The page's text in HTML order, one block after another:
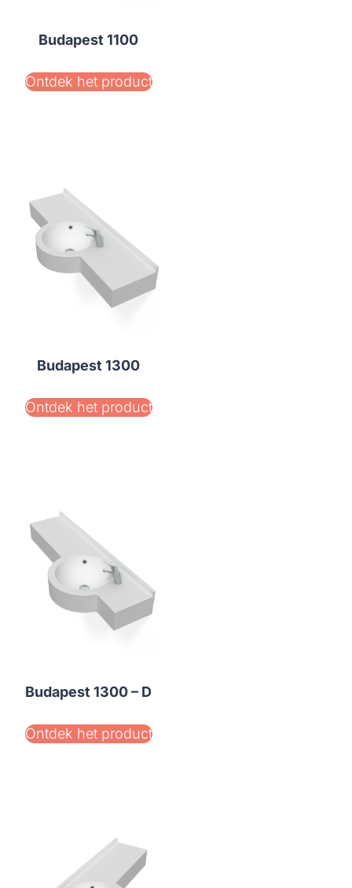
Budapest 1100
Ontdek het product
Budapest 1300
Ontdek het product
Budapest 1300 – D
Ontdek het product